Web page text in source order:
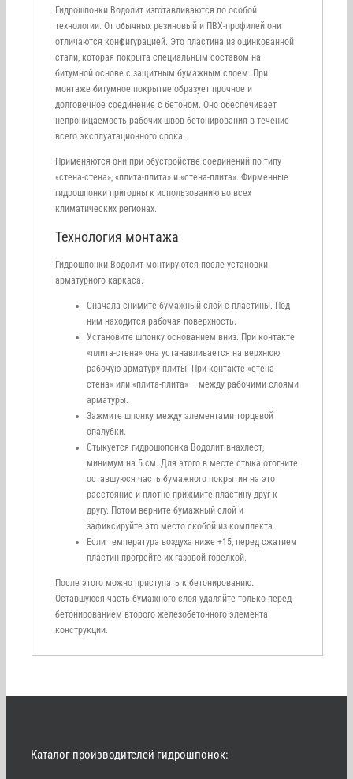
Гидрошпонки Водолит изготавливаются по особой
технологии. От обычных резиновый и ПВХ-профилей они
отличаются конфигурацией. Это пластина из оцинкованной
стали, которая покрыта специальным составом на
битумной основе с защитным бумажным слоем. При
монтаже битумное покрытие образует прочное и
долговечное соединение с бетоном. Оно обеспечивает
непроницаемость рабочих швов бетонирования в течение
всего эксплуатационного срока.
Применяются они при обустройстве соединений по типу
«стена-стена», «плита-плита» и «стена-плита». Фирменные
гидрошпонки пригодны к использованию во всех
климатических регионах.
Технология монтажа
Гидрошпонки Водолит монтируются после установки
арматурного каркаса.
Сначала снимите бумажный слой с пластины. Под
ним находится рабочая поверхность.
Установите шпонку основанием вниз. При контакте
«плита-стена» она устанавливается на верхнюю
рабочую арматуру плиты. При контакте «стена-
стена» или «плита-плита» – между рабочими слоями
арматуры.
Зажмите шпонку между элементами торцевой
опалубки.
Стыкуется гидрошопонка Водолит внахлест,
минимум на 5 см. Для этого в месте стыка отогните
оставшуюся часть бумажного покрытия на это
расстояние и плотно прижмите пластину друг к
другу. Потом верните бумажный слой и
зафиксируйте это место скобой из комплекта.
Если температура воздуха ниже +15, перед сжатием
пластин прогрейте их газовой горелкой.
После этого можно приступать к бетонированию.
Оставшуюся часть бумажного слоя удаляйте только перед
бетонированием второго железобетонного элемента
конструкции.
Каталог производителей гидрошпонок: